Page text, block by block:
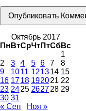
Октябрь 2017
Пн ВтСрЧтПтСбВс
1
2
3 4 5 6 7
8
9
1011 121314 15
16 1718 192021 22
23 2425 262728 29
30 31
« Сен
Ноя »